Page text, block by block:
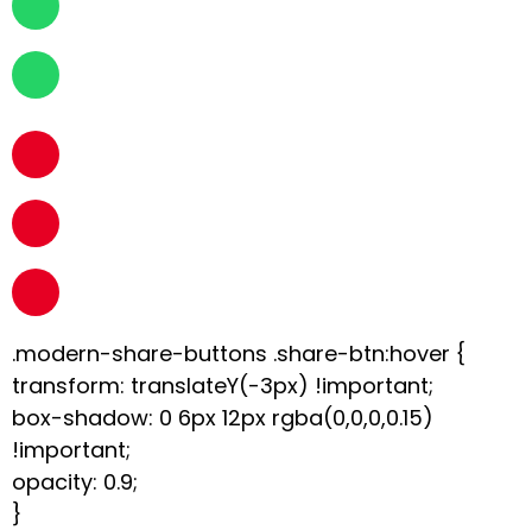
.modern-share-buttons .share-btn:hover {
transform: translateY(-3px) !important;
box-shadow: 0 6px 12px rgba(0,0,0,0.15)
!important;
opacity: 0.9;
}